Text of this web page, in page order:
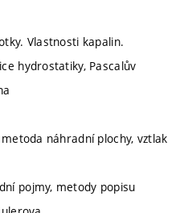
Vlastnosti kapalin.
hydrostatiky, Pascalův
náhradní plochy, vztlak
pojmy, metody popisu